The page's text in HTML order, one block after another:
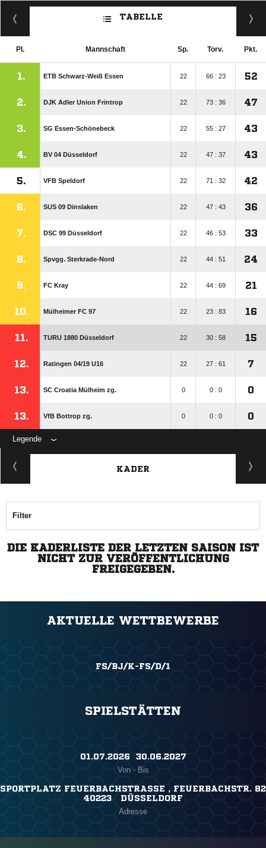
TABELLE
Pl. Mannschaft Sp. Torv. Pkt.
1. ETB Schwarz-Weiß Essen 22 66 : 23 52
2. DJK Adler Union Frintrop 22 73 : 36 47
3. SG Essen-Schönebeck 22 55 : 27 43
4. BV 04 Düsseldorf 22 47 : 37 43
5. VFB Speldorf 22 71 : 32 42
6. SUS 09 Dinslaken 22 47 : 43 36
7. DSC 99 Düsseldorf 22 46 : 53 33
8. Spvgg. Sterkrade-Nord 22 44 : 51 24
9. FC Kray 22 44 : 69 21
10. Mülheimer FC 97 22 23 : 83 16
11. TURU 1880 Düsseldorf 22 30 : 58 15
12. Ratingen 04/​19 U16 22 27 : 61 7
13. SC Croatia Mülheim zg. 0 0 : 0 0
13. VfB Bottrop zg. 0 0 : 0 0
Legende
KADER
Filter
DIE KADERLISTE DER LETZTEN SAISON IST
NICHT ZUR VERÖFFENTLICHUNG
FREIGEGEBEN.
AKTUELLE WETTBEWERBE
FS/BJ/K-FS/D/1
SPIELSTÄTTEN
01.07.2026 ​ 30.06.2027
Von - Bis
SPORTPLATZ FEUERBACHSTRASSE , FEUERBACHSTR. 82
40223 DÜSSELDORF
Adresse